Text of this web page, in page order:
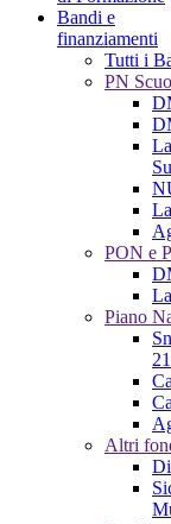
Bandi e
finanziamenti
Tutti i
PN
PON e
Piano
Altri